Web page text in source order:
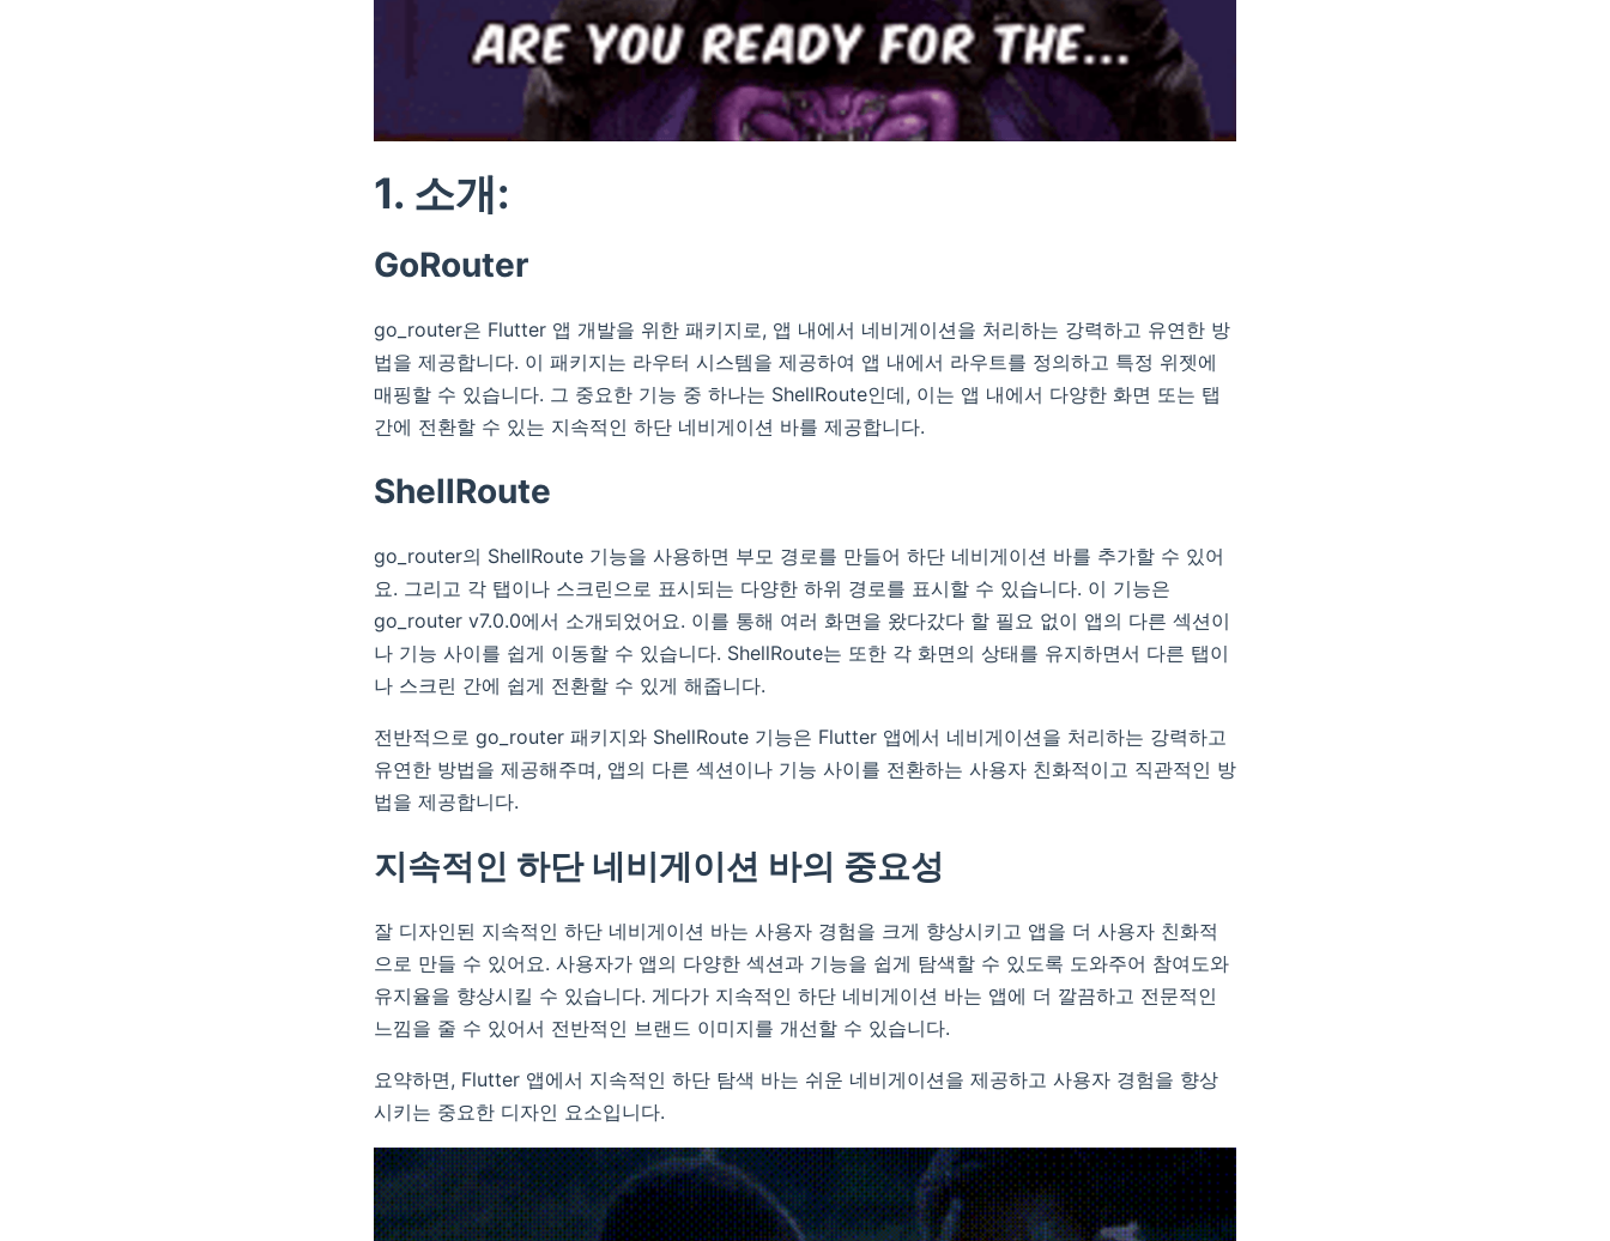
1. 소개:
GoRouter
go_router은 Flutter 앱 개발을 위한 패키지로, 앱 내에서 네비게이션을 처리하는 강력하고 유연한 방
법을 제공합니다. 이 패키지는 라우터 시스템을 제공하여 앱 내에서 라우트를 정의하고 특정 위젯에
매핑할 수 있습니다. 그 중요한 기능 중 하나는 ShellRoute인데, 이는 앱 내에서 다양한 화면 또는 탭
간에 전환할 수 있는 지속적인 하단 네비게이션 바를 제공합니다.
ShellRoute
go_router의 ShellRoute 기능을 사용하면 부모 경로를 만들어 하단 네비게이션 바를 추가할 수 있어
요. 그리고 각 탭이나 스크린으로 표시되는 다양한 하위 경로를 표시할 수 있습니다. 이 기능은
go_router v7.0.0에서 소개되었어요. 이를 통해 여러 화면을 왔다갔다 할 필요 없이 앱의 다른 섹션이
나 기능 사이를 쉽게 이동할 수 있습니다. ShellRoute는 또한 각 화면의 상태를 유지하면서 다른 탭이
나 스크린 간에 쉽게 전환할 수 있게 해줍니다.
전반적으로 go_router 패키지와 ShellRoute 기능은 Flutter 앱에서 네비게이션을 처리하는 강력하고
유연한 방법을 제공해주며, 앱의 다른 섹션이나 기능 사이를 전환하는 사용자 친화적이고 직관적인 방
법을 제공합니다.
지속적인 하단 네비게이션 바의 중요성
잘 디자인된 지속적인 하단 네비게이션 바는 사용자 경험을 크게 향상시키고 앱을 더 사용자 친화적
으로 만들 수 있어요. 사용자가 앱의 다양한 섹션과 기능을 쉽게 탐색할 수 있도록 도와주어 참여도와
유지율을 향상시킬 수 있습니다. 게다가 지속적인 하단 네비게이션 바는 앱에 더 깔끔하고 전문적인
느낌을 줄 수 있어서 전반적인 브랜드 이미지를 개선할 수 있습니다.
요약하면, Flutter 앱에서 지속적인 하단 탐색 바는 쉬운 네비게이션을 제공하고 사용자 경험을 향상
시키는 중요한 디자인 요소입니다.